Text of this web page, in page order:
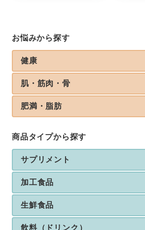
お悩みから探す
健康
肌・筋肉・骨
肥満・脂肪
商品タイプから探す
サプリメント
加工食品
生鮮食品
飲料（ドリンク）